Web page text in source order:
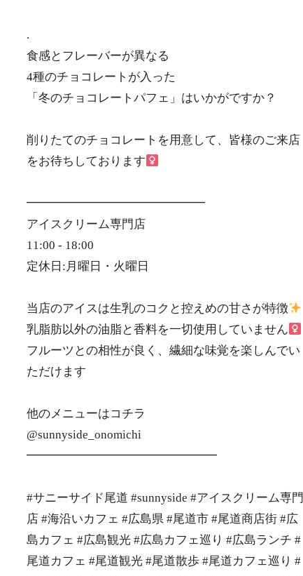
.
食感とフレーバーが異なる
4種のチョコレートが入った
「冬のチョコレートパフェ」はいかがですか？
削りたてのチョコレートを用意して、皆様のご来店
をお待ちしております‍
━━━━━━━━━━━━━━━
アイスクリーム専門店
11:00 - 18:00
定休日:月曜日・火曜日
当店のアイスは生乳のコクと控えめの甘さが特徴
乳脂肪以外の油脂と香料を一切使用していません‍
フルーツとの相性が良く、繊細な味覚を楽しんでい
ただけます
他のメニューは️️コチラ
@sunnyside_onomichi
━━━━━━━━━━━━━━━━
#サニーサイド尾道 #sunnyside #アイスクリーム専門
店 #海沿いカフェ #広島県 #尾道市 #尾道商店街 #広
島カフェ #広島観光 #広島カフェ巡り #広島ランチ #
尾道カフェ #尾道観光 #尾道散歩 #尾道カフェ巡り #